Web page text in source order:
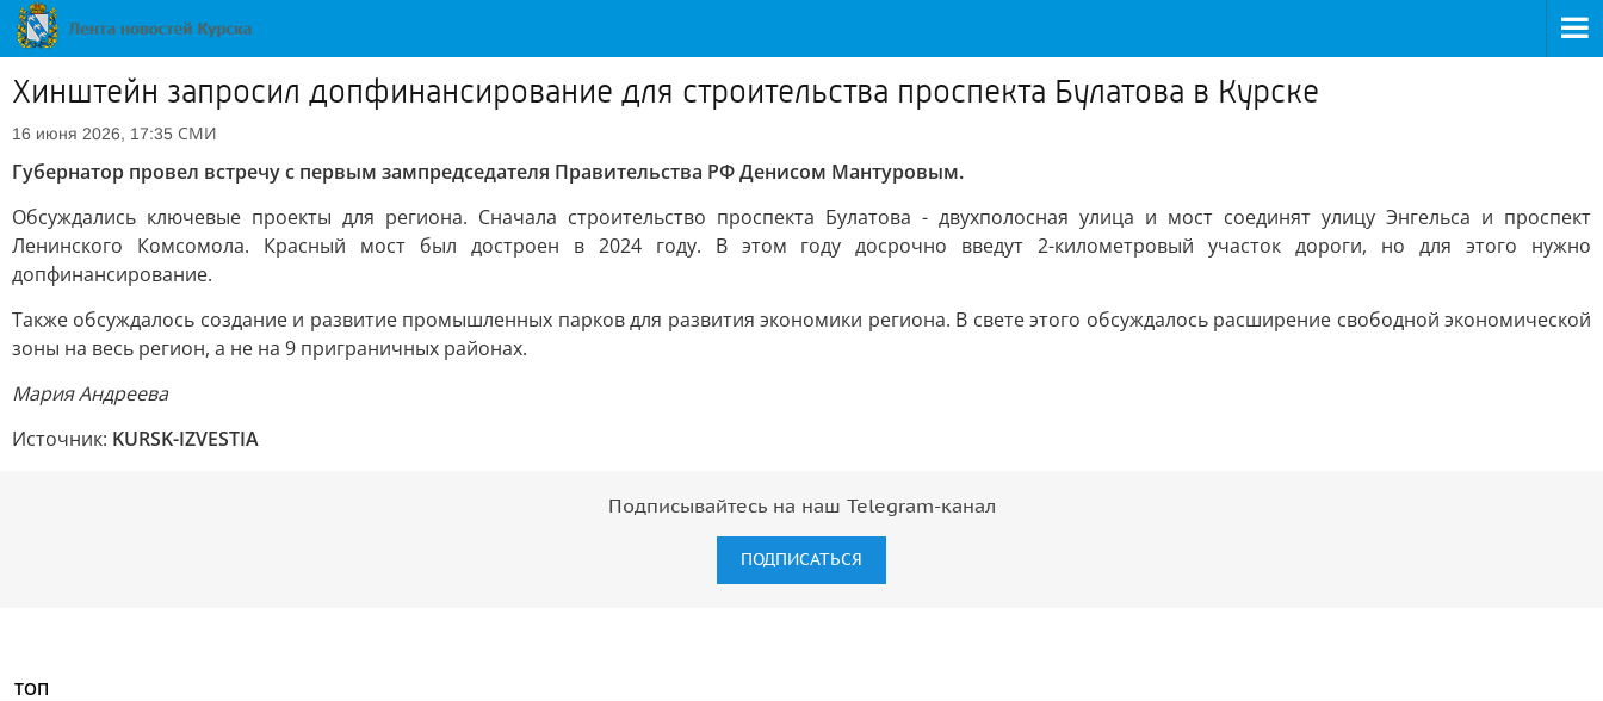
Хинштейн запросил допфинансирование для строительства проспекта Булатова в Курске
16 июня 2026, 17:35 СМИ
Губернатор провел встречу с первым зампредседателя Правительства РФ Денисом Мантуровым.
Обсуждались ключевые проекты для региона. Сначала строительство проспекта Булатова - двухполосная улица и мост соединят улицу Энгельса и проспект
Ленинского Комсомола. Красный мост был достроен в 2024 году. В этом году досрочно введут 2-километровый участок дороги, но для этого нужно
допфинансирование.
Также обсуждалось создание и развитие промышленных парков для развития экономики региона. В свете этого обсуждалось расширение свободной экономической
зоны на весь регион, а не на 9 приграничных районах.
Мария Андреева
Источник: KURSK-IZVESTIA
Подписывайтесь на наш Telegram-канал
ПОДПИСАТЬСЯ
ТОП